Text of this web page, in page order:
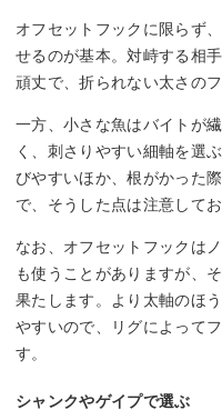
オフセットフックに限らず
せるのが基本。対峙する相
頑丈で、折られない太さの
一方、小さな魚はバイトが
く、刺さりやすい細軸を選
びやすいほか、根がかった
で、そうした点は注意してお
なお、オフセットフックは
も使うことがありますが、
果たします。より太軸のほ
やすいので、リグによって
す。
シャンクやゲイプで選ぶ